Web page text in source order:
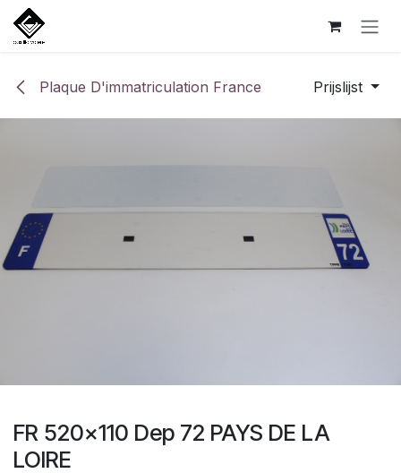
Overslaan naar inhoud
Plaque D'immatriculation France Prijslijst
FR 520x110 Dep 72 PAYS DE LA
LOIRE